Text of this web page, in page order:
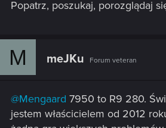
Popatrz, poszukaj, porozglądaj
M meJKu Forum veteran
@Mengaard 7950 to R9 280.
jestem właścicielem od 2012